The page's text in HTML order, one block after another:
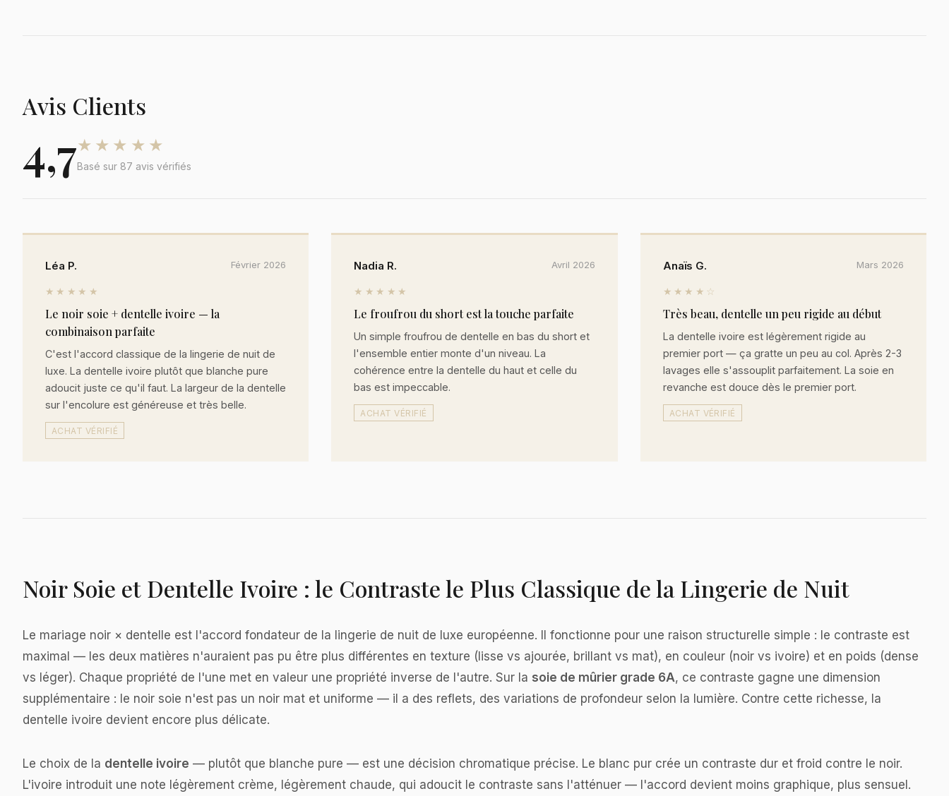
Avis Clients
4,7★★★★★
Basé sur 87 avis vérifiés
Léa P. Février 2026
★★★★★
Le noir soie + dentelle ivoire — la
combinaison parfaite
C'est l'accord classique de la lingerie de nuit de
luxe. La dentelle ivoire plutôt que blanche pure
adoucit juste ce qu'il faut. La largeur de la dentelle
sur l'encolure est généreuse et très belle.
ACHAT VÉRIFIÉ
Nadia R. Avril 2026
★★★★★
Le froufrou du short est la touche parfaite
Un simple froufrou de dentelle en bas du short et
l'ensemble entier monte d'un niveau. La
cohérence entre la dentelle du haut et celle du
bas est impeccable.
ACHAT VÉRIFIÉ
Anaïs G. Mars 2026
★★★★☆
Très beau, dentelle un peu rigide au début
La dentelle ivoire est légèrement rigide au
premier port — ça gratte un peu au col. Après 2-3
lavages elle s'assouplit parfaitement. La soie en
revanche est douce dès le premier port.
ACHAT VÉRIFIÉ
Noir Soie et Dentelle Ivoire : le Contraste le Plus Classique de la Lingerie de Nuit
Le mariage noir × dentelle est l'accord fondateur de la lingerie de nuit de luxe européenne. Il fonctionne pour une raison structurelle simple : le contraste est
maximal — les deux matières n'auraient pas pu être plus différentes en texture (lisse vs ajourée, brillant vs mat), en couleur (noir vs ivoire) et en poids (dense
vs léger). Chaque propriété de l'une met en valeur une propriété inverse de l'autre. Sur la soie de mûrier grade 6A, ce contraste gagne une dimension
supplémentaire : le noir soie n'est pas un noir mat et uniforme — il a des reflets, des variations de profondeur selon la lumière. Contre cette richesse, la
dentelle ivoire devient encore plus délicate.
Le choix de la dentelle ivoire — plutôt que blanche pure — est une décision chromatique précise. Le blanc pur crée un contraste dur et froid contre le noir.
L'ivoire introduit une note légèrement crème, légèrement chaude, qui adoucit le contraste sans l'atténuer — l'accord devient moins graphique, plus sensuel.